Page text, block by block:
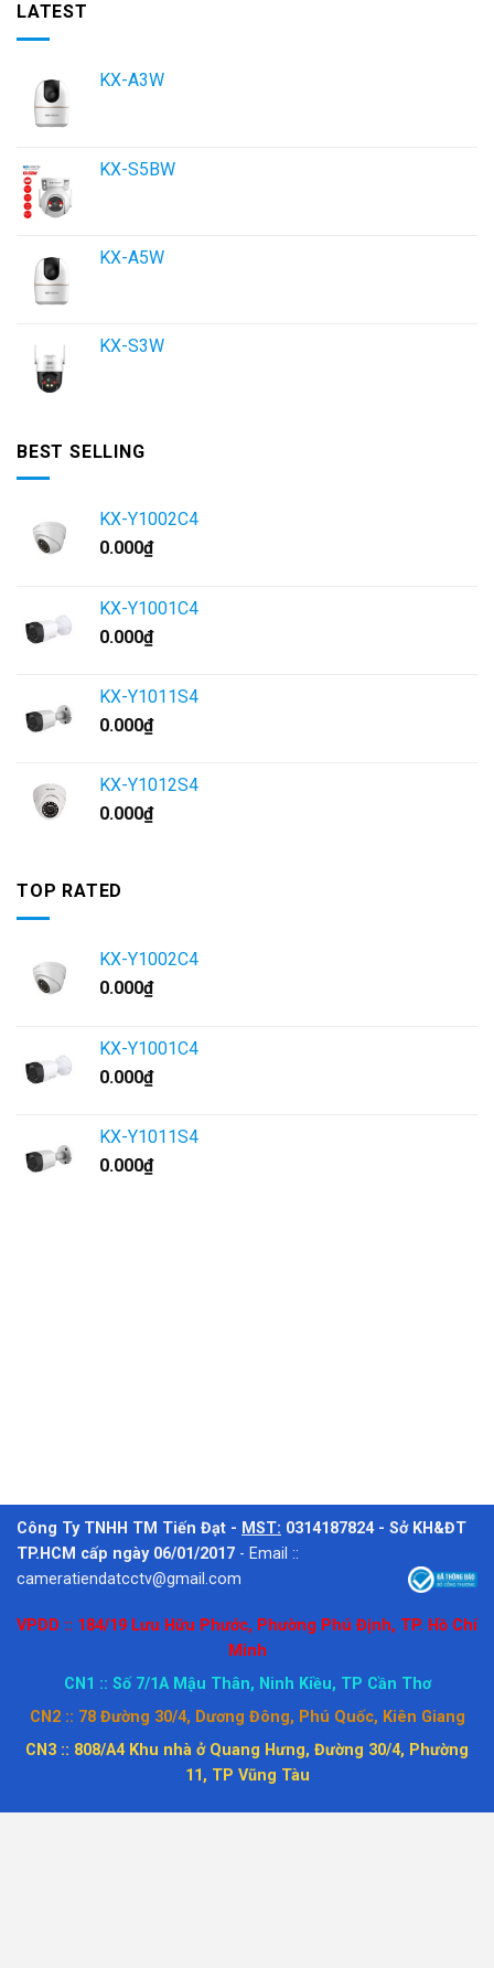
LATEST
KX-A3W
KX-S5BW
KX-A5W
KX-S3W
BEST SELLING
KX-Y1002C4
0.000₫
KX-Y1001C4
0.000₫
KX-Y1011S4
0.000₫
KX-Y1012S4
0.000₫
TOP RATED
KX-Y1002C4
0.000₫
KX-Y1001C4
0.000₫
KX-Y1011S4
0.000₫
Công Ty TNHH TM Tiến Đạt - MST: 0314187824 - Sở KH&ĐT
TP.HCM cấp ngày 06/01/2017 - Email ::
cameratiendatcctv@gmail.com
VPDD :: 184/19 Lưu Hữu Phước, Phường Phú Định, TP. Hồ Chí
Minh
CN1 :: Số 7/1A Mậu Thân, Ninh Kiều, TP Cần Thơ
CN2 :: 78 Đường 30/4, Dương Đông, Phú Quốc, Kiên Giang
CN3 :: 808/A4 Khu nhà ở Quang Hưng, Đường 30/4, Phường
11, TP Vũng Tàu